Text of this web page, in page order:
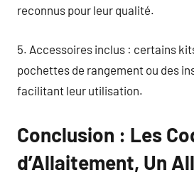
reconnus pour leur qualité.
5. Accessoires inclus : certains
pochettes de rangement ou des
facilitant leur utilisation.
Conclusion : Les
d’Allaitement, Un